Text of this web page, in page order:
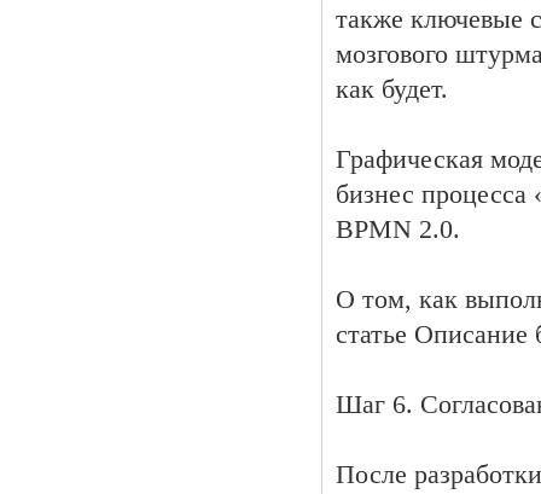
также ключевые
мозгового
как будет.
Графическая
бизнес процесса
BPMN 2.0.
О том, как
статье Описание
Шаг 6.
После